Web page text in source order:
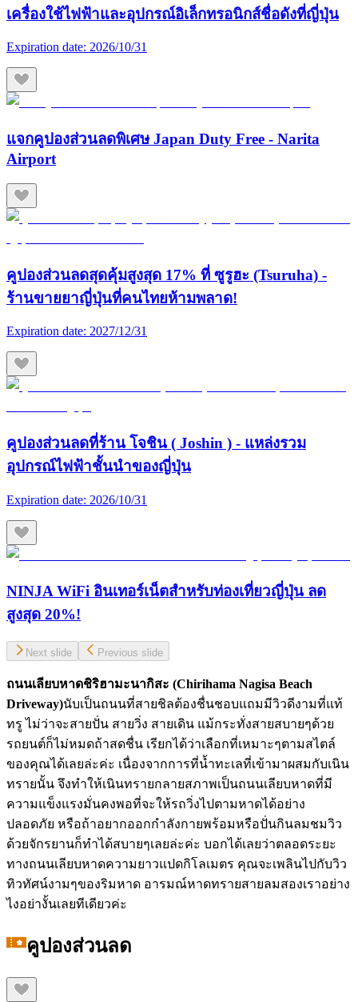
เครื่องใช้ไฟฟ้าและอุปกรณ์อิเล็กทรอนิกส์ชื่อดังที่ญี่ปุ่น
Expiration date: 2026/10/31
แจกคูปองส่วนลดพิเศษ Japan Duty Free - Narita
Airport
คูปองส่วนลดสุดคุ้มสูงสุด 17% ที่ ซูรูฮะ (Tsuruha) -
ร้านขายยาญี่ปุ่นที่คนไทยห้ามพลาด!
Expiration date: 2027/12/31
คูปองส่วนลดที่ร้าน โจชิน ( Joshin ) - แหล่งรวม
อุปกรณ์ไฟฟ้าชั้นนำของญี่ปุ่น
Expiration date: 2026/10/31
NINJA WiFi อินเทอร์เน็ตสำหรับท่องเที่ยวญี่ปุ่น ลด
สูงสุด 20%!
Next slide Previous slide
ถนนเลียบหาดชิริฮามะนากิสะ (Chirihama Nagisa Beach
Driveway)นับเป็นถนนที่สายชิลต้องชื่นชอบแถมมีวิวดีงามที่แท้
ทรู ไม่ว่าจะสายปั่น สายวิ่ง สายเดิน แม้กระทั่งสายสบายๆด้วย
รถยนต์ก็ไม่หมดถ้าสดชื่น เรียกได้ว่าเลือกที่เหมาะๆตามสไตล์
ของคุณได้เลยล่ะค่ะ เนื่องจากการที่นํ้าทะเลที่เข้ามาผสมกับเนิน
ทรายนั้น จึงทำให้เนินทรายกลายสภาพเป็นถนนเลียบหาดที่มี
ความแข็งแรงมั่นคงพอที่จะให้รถวิ่งไปตามหาดได้อย่าง
ปลอดภัย หรือถ้าอยากออกกำลังกายพร้อมหรือปั่นกินลมชมวิว
ด้วยจักรยานก็ทำได้สบายๆเลยล่ะค่ะ บอกได้เลยว่าตลอดระยะ
ทางถนนเลียบหาดความยาวแปดกิโลเมตร คุณจะเพลินไปกับวิว
ทิวทัศน์งามๆของริมหาด อารมณ์หาดทรายสายลมสองเราอย่าง
ไงอย่างั้นเลยทีเดียวค่ะ
คูปองส่วนลด